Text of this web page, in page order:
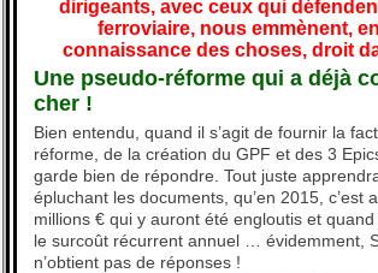
dirigeants, avec ceux qui
ferroviaire, nous emmènent,
connaissance des choses, droit
Une pseudo-réforme qui a déjà
cher !
Bien entendu, quand il s’agit de fournir la
réforme, de la création du GPF et des 3
garde bien de répondre. Tout juste
épluchant les documents, qu’en 2015, c’est
millions € qui y auront été engloutis et
le surcoût récurrent annuel … évidemment,
n’obtient pas de réponses !